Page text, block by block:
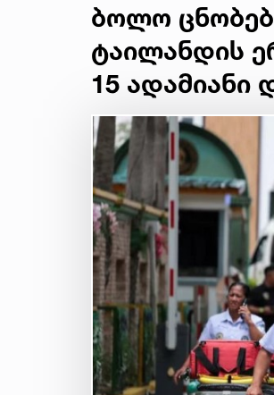
ბოლო
ტაილანდის
15 ადამიანი